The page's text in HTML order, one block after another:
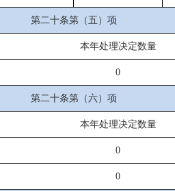
第二十条第（五）项
本年处理决定数量
0
第二十条第（六）项
本年处理决定数量
0
0